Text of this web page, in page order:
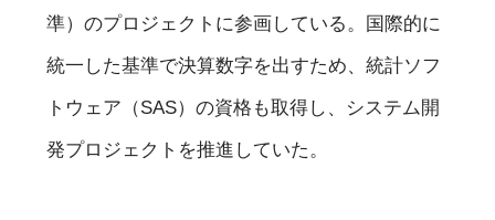
準）のプロジェクトに参画している。国際的に
統一した基準で決算数字を出すため、統計ソフ
トウェア（SAS）の資格も取得し、システム開
発プロジェクトを推進していた。